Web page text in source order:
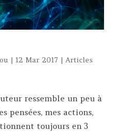
| 12 Mar 2017 | Articles
ressemble un peu à
pensées, mes actions,
toujours en 3